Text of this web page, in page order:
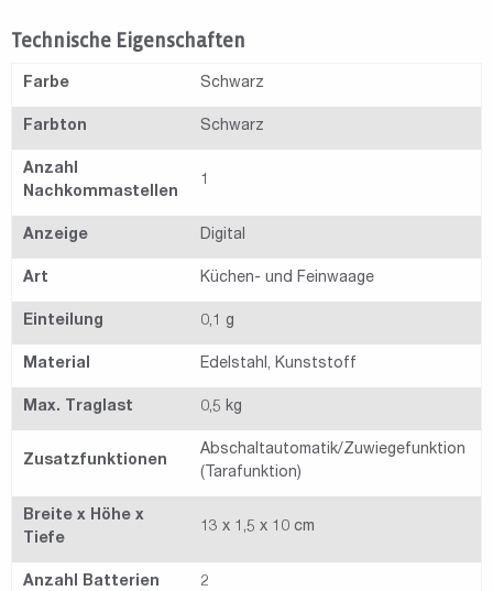
Technische Eigenschaften
Farbe Schwarz
Farbton Schwarz
Anzahl
Nachkommastellen
1
Anzeige Digital
Art Küchen- und Feinwaage
Einteilung 0,1 g
Material Edelstahl, Kunststoff
Max. Traglast 0,5 kg
Zusatzfunktionen
Abschaltautomatik/Zuwiegefunktion
(Tarafunktion)
Breite x Höhe x
Tiefe
13 x 1,5 x 10 cm
Anzahl Batterien 2